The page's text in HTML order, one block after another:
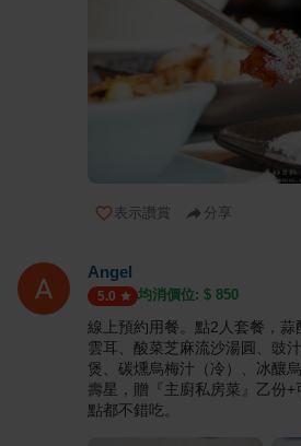
表示讚賞 分享
Angel
5.0 均消價位: $ 850
線上預約用餐。點2人套餐，
雲耳、酸菜芝麻流沙湯圓、豉
煲、碳燻烏梅汁（冷）、冰釀
壽星，贈『主廚私房菜』乙份
點都不錯吃。